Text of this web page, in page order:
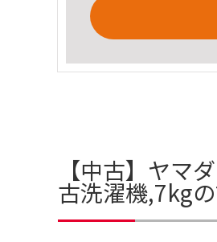
【中古】ヤマ
古洗濯機,7kg